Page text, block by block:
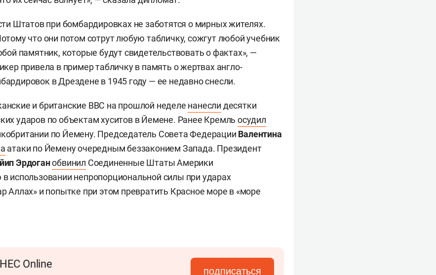
Штатов при бомбардировках не заботятся о мирных жителях.
что они потом сотрут любую табличку, сожгут любой учебник
памятник, которые будут свидетельствовать о фактах», —
привела в пример табличку в память о жертвах англо-
в Дрездене в 1945 году — ее недавно снесли.
и британские ВВС на прошлой неделе нанесли десятки
ударов по объектам хуситов в Йемене. Ранее Кремль осудил
по Йемену. Председатель Совета Федерации Валентина
атаки по Йемену очередным беззаконием Запада. Президент
Эрдоганобвинил Соединенные Штаты Америки
использовании непропорциональной силы при ударах
Аллах» и попытке при этом превратить Красное море в «море
Online
подписаться